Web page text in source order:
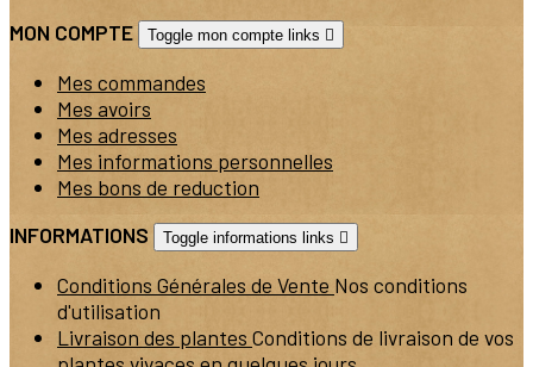
MON COMPTE
Toggle mon compte links 
Mes commandes
Mes avoirs
Mes adresses
Mes informations personnelles
Mes bons de reduction
INFORMATIONS
Toggle informations links 
Conditions Générales de Vente Nos conditions
d'utilisation
Livraison des plantes Conditions de livraison de vos